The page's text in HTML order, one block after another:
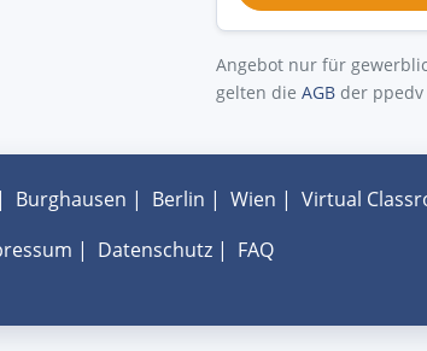
Angebot nur für
gelten die AGB der ppedv
| Burghausen | Berlin | Wien | Virtual
| Datenschutz| FAQ